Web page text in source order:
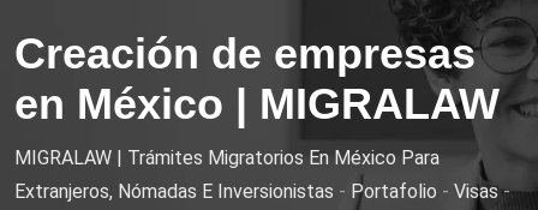
Creación de empresas
en México | MIGRALAW
MIGRALAW | Trámites Migratorios En México Para
Extranjeros, Nómadas E Inversionistas - Portafolio - Visas-